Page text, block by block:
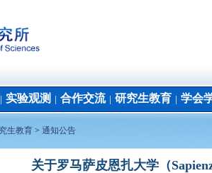
实验观测 合作交流│ 研究生教育 学会
生教育 > 通知公告
关于罗马萨皮恩扎大学（